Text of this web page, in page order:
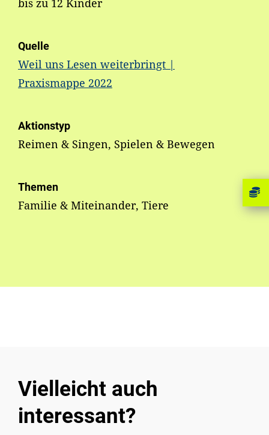
Quelle
Weil uns Lesen weiterbringt |
Praxismappe 2022
Aktionstyp
Reimen & Singen, Spielen & Bewegen
Themen
Familie & Miteinander, Tiere
Vielleicht auch
interessant?